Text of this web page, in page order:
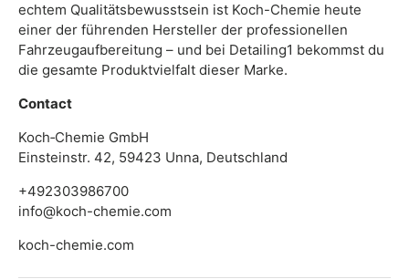
echtem Qualitätsbewusstsein ist Koch-Chemie heute
einer der führenden Hersteller der professionellen
Fahrzeugaufbereitung – und bei Detailing1 bekommst du
die gesamte Produktvielfalt dieser Marke.
Contact
Koch‑Chemie GmbH
Einsteinstr. 42, 59423 Unna, Deutschland
+492303986700
info@koch-chemie.com
koch-chemie.com